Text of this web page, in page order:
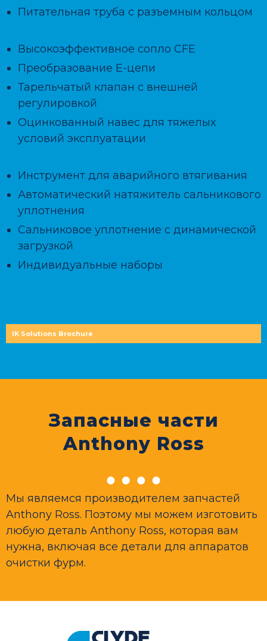
Питательная труба с разъемным кольцом
Высокоэффективное сопло CFE
Преобразование Е-цепи
Тарельчатый клапан с внешней
регулировкой
Оцинкованный навес для тяжелых
условий эксплуатации
Инструмент для аварийного втягивания
Автоматический натяжитель сальникового
уплотнения
Сальниковое уплотнение с динамической
загрузкой
Индивидуальные наборы
IK Solutions Brochure
Запасные части
Anthony Ross
Мы являемся производителем запчастей
Anthony Ross. Поэтому мы можем изготовить
любую деталь Anthony Ross, которая вам
нужна, включая все детали для аппаратов
очистки фурм.